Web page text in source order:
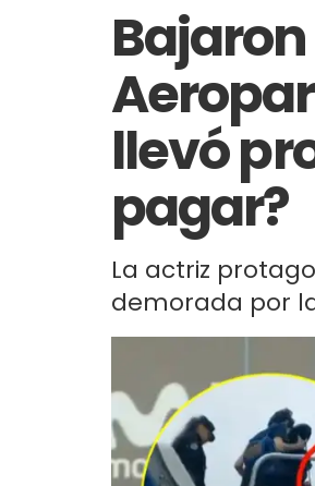
llevó
pagar?
La actriz
demorada por